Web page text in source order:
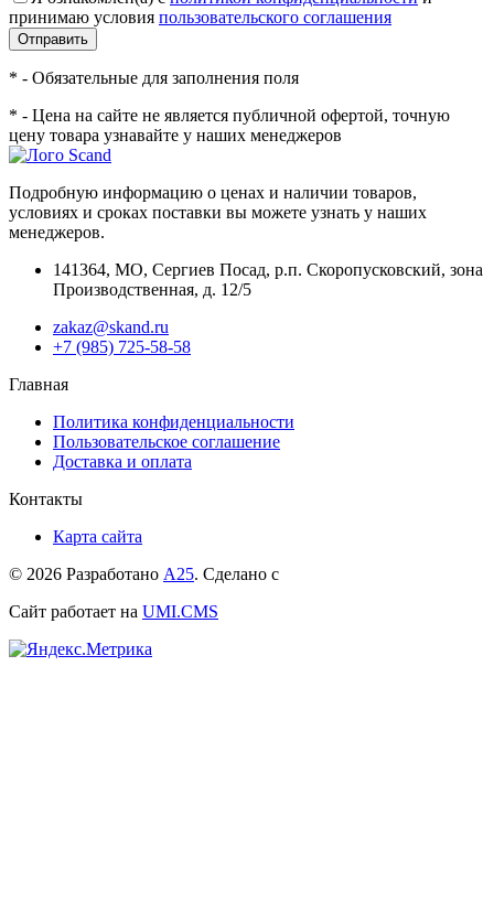
принимаю условия пользовательского соглашения
Отправить
* - Обязательные для заполнения поля
* - Цена на сайте не является публичной офертой, точную
цену товара узнавайте у наших менеджеров
Подробную информацию о ценах и наличии товаров,
условиях и сроках поставки вы можете узнать у наших
менеджеров.
141364, МО, Сергиев Посад, р.п. Скоропусковский, зона
Производственная, д. 12/5
zakaz@skand.ru
+7 (985) 725-58-58
Главная
Политика конфиденциальности
Пользовательское соглашение
Доставка и оплата
Контакты
Карта сайта
© 2026 Разработано А25. Сделано с
Сайт работает на UMI.CMS